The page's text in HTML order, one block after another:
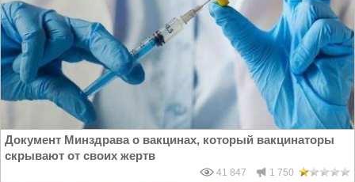
Документ Минздрава о вакцинах, который вакцинаторы
скрывают от своих жертв
41 847 1 750